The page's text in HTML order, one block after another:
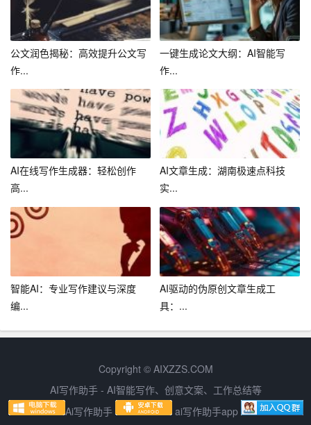
务方式，不断提高服务质量，为客户带来更加优质、便捷
的金融服务。
在未来的发展中，兴业银行淄博分行将始终坚持“以客户为
中心”的服务理念，紧紧围绕客户需求，持续提升服务质
量。一方面，加大员工培训力度，提高员工业务素质和服
务水平；另一方面，借助科技手段，优化业务流程，提高
服务效率。同时，兴业银行淄博分行还将加强与客户的沟
通交流，倾听客户意见，不断改进服务措施，为客户提供
更加人性化、专业化的金融服务。
总之，兴业银行淄博分行将继续秉承“以人为本、客户至上”
的服务宗旨，以客户服务为中心，细化服务措施，提升服
务品质，为客户创造更多价值。在新时代的大背景下，兴
业银行淄博分行将继续深化改革，创新发展，努力打造成
为客户信赖、社会认可的一流现代金融服务企业。
公文润色揭秘：高效提升公文写
作...
一键生成论文大纲：AI智能写
作...
AI在线写作生成器：轻松创作
高...
AI文章生成：湖南极速点科技
实...
智能AI：专业写作建议与深度
编...
AI驱动的伪原创文章生成工
具：...
Copyright © AIXZZS.COM
AI写作助手 - AI智能写作、创意文案、工作总结等
Ai写作助手
ai写作助手app